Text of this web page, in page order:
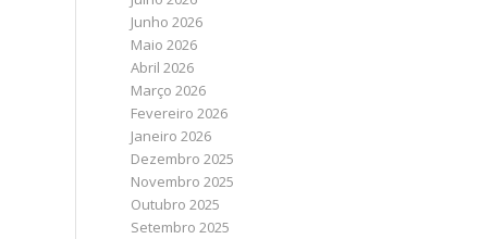
Junho 2026
Maio 2026
Abril 2026
Março 2026
Fevereiro 2026
Janeiro 2026
Dezembro 2025
Novembro 2025
Outubro 2025
Setembro 2025